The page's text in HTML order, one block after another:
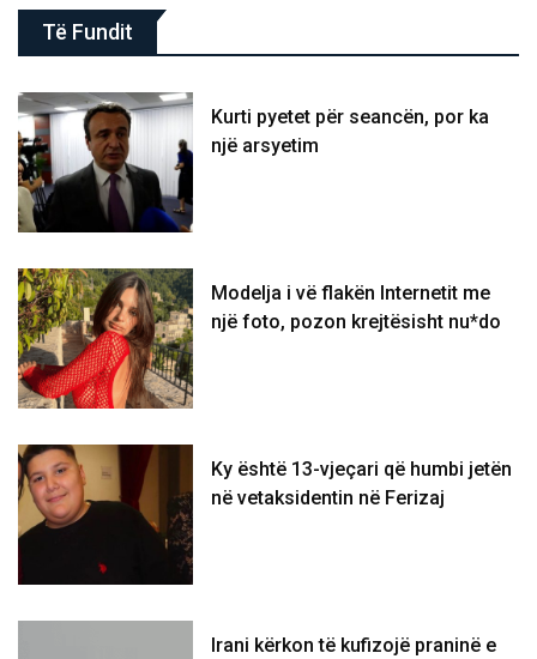
Të Fundit
Kurti pyetet për seancën, por ka
një arsyetim
Modelja i vë flakën Internetit me
një foto, pozon krejtësisht nu*do
Ky është 13-vjeçari që humbi jetën
në vetaksidentin në Ferizaj
Irani kërkon të kufizojë praninë e